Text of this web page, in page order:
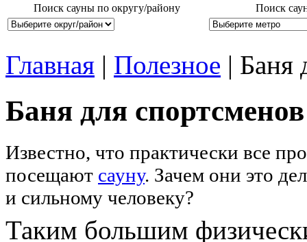
Поиск сауны по округу/району Поиск
Главная | Полезное | Баня
Баня для спортсменов
Известно, что практически все
посещают сауну. Зачем они это
и сильному человеку?
Таким большим